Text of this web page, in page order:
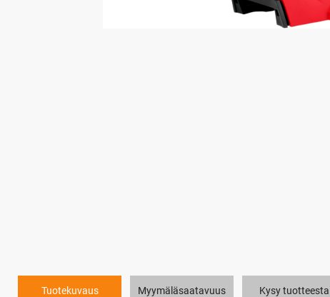
Tuotekuvaus Myymäläsaatavuus Kysy tuotteesta